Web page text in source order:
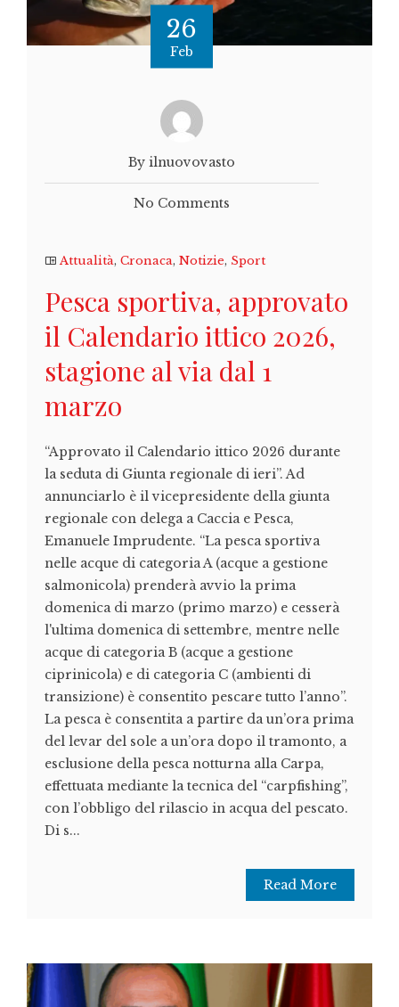
26
Feb
By ilnuovovasto
No Comments
Attualità, Cronaca, Notizie, Sport
Pesca sportiva, approvato
il Calendario ittico 2026,
stagione al via dal 1
marzo
“Approvato il Calendario ittico 2026 durante
la seduta di Giunta regionale di ieri”. Ad
annunciarlo è il vicepresidente della giunta
regionale con delega a Caccia e Pesca,
Emanuele Imprudente. “La pesca sportiva
nelle acque di categoria A (acque a gestione
salmonicola) prenderà avvio la prima
domenica di marzo (primo marzo) e cesserà
l'ultima domenica di settembre, mentre nelle
acque di categoria B (acque a gestione
ciprinicola) e di categoria C (ambienti di
transizione) è consentito pescare tutto l’anno”.
La pesca è consentita a partire da un’ora prima
del levar del sole a un’ora dopo il tramonto, a
esclusione della pesca notturna alla Carpa,
effettuata mediante la tecnica del “carpfishing”,
con l’obbligo del rilascio in acqua del pescato.
Di s...
Read More